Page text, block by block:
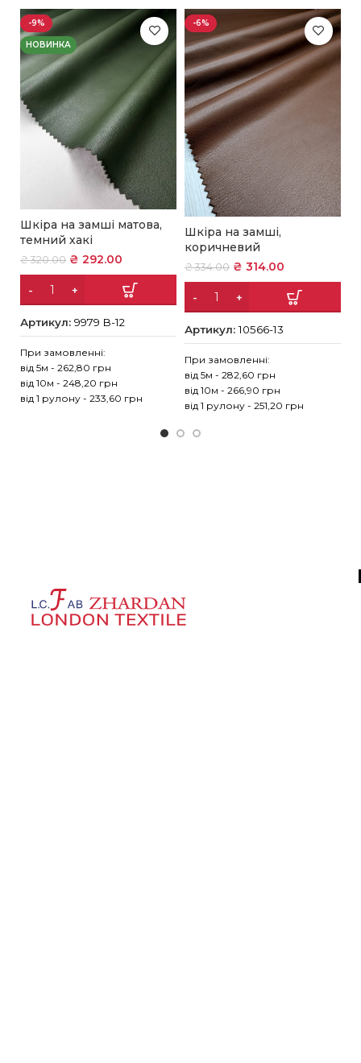
-9%
НОВИНКА
Шкіра на замші матова,
темний хакі
₴320.00 ₴ 292.00
Артикул:9979 В-12
При замовленні:
від 5м - 262,80 грн
від 10м - 248,20 грн
від 1 рулону - 233,60 грн
-6%
Шкіра на замші,
коричневий
₴334.00 ₴ 314.00
Артикул:10566-13
При замовленні:
від 5м - 282,60 грн
від 10м - 266,90 грн
від 1 рулону - 251,20 грн